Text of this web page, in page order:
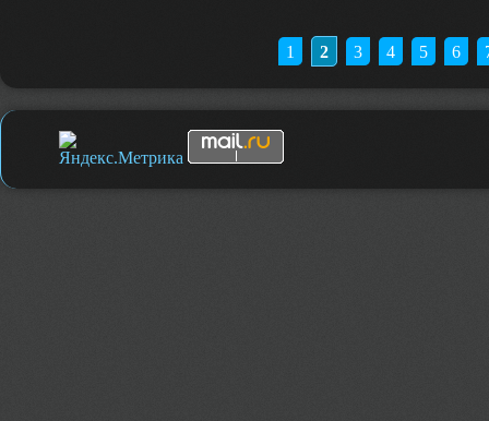
1 2 3 4 5 6